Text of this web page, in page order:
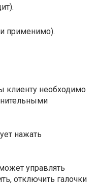
применимо).
клиенту необходимо
нажать
управлять
отключить галочки